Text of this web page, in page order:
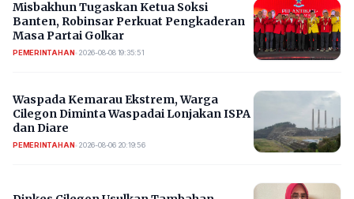
Misbakhun Tugaskan Ketua Soksi
Banten, Robinsar Perkuat Pengkaderan
Masa Partai Golkar
PEMERINTAHAN• 2026-08-08 19:35:51
Waspada Kemarau Ekstrem, Warga
Cilegon Diminta Waspadai Lonjakan ISPA
dan Diare
PEMERINTAHAN• 2026-08-06 20:19:56